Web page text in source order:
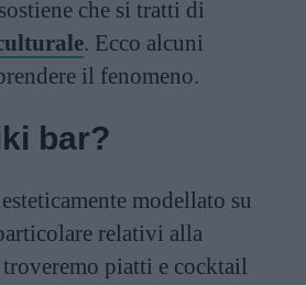
che si tratti di
. Ecco alcuni
il fenomeno.
bar?
modellato su
relativi alla
piatti e cocktail